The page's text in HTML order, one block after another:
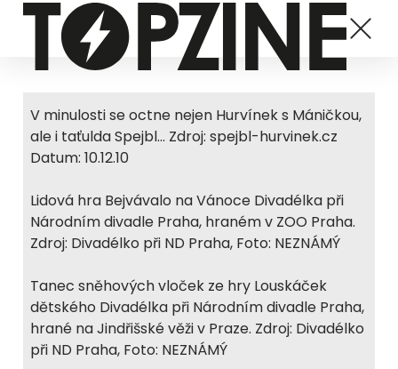
V minulosti se octne nejen Hurvínek s Máničkou,
ale i taťulda Spejbl... Zdroj: spejbl-hurvinek.cz
Datum: 10.12.10
Lidová hra Bejvávalo na Vánoce Divadélka při
Národním divadle Praha, hraném v ZOO Praha.
Zdroj: Divadélko při ND Praha, Foto: NEZNÁMÝ
Tanec sněhových vloček ze hry Louskáček
dětského Divadélka při Národním divadle Praha,
hrané na Jindřišské věži v Praze. Zdroj: Divadélko
při ND Praha, Foto: NEZNÁMÝ